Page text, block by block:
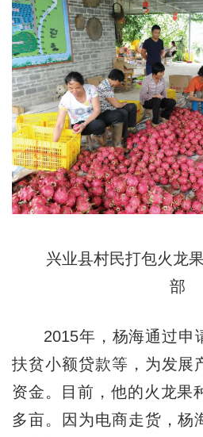
兴业县村民打包火龙果
部
2015年，杨海通过申
扶贫小额贷款等，为发展
资金。目前，他的火龙果
多亩。因为电商走货，杨